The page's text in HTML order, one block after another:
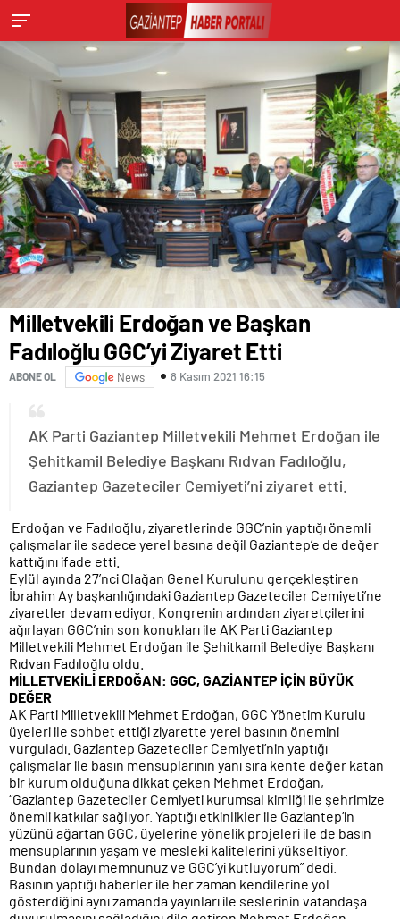
Milletvekili Erdoğan ve Başkan
Fadıloğlu GGC’yi Ziyaret Etti
ABONE OL News 8 Kasım 2021 16:15
AK Parti Gaziantep Milletvekili Mehmet Erdoğan ile
Şehitkamil Belediye Başkanı Rıdvan Fadıloğlu,
Gaziantep Gazeteciler Cemiyeti’ni ziyaret etti.
Erdoğan ve Fadıloğlu, ziyaretlerinde GGC’nin yaptığı önemli
çalışmalar ile sadece yerel basına değil Gaziantep’e de değer
kattığını ifade etti.
Eylül ayında 27’nci Olağan Genel Kurulunu gerçekleştiren
İbrahim Ay başkanlığındaki Gaziantep Gazeteciler Cemiyeti’ne
ziyaretler devam ediyor. Kongrenin ardından ziyaretçilerini
ağırlayan GGC’nin son konukları ile AK Parti Gaziantep
Milletvekili Mehmet Erdoğan ile Şehitkamil Belediye Başkanı
Rıdvan Fadıloğlu oldu.
MİLLETVEKİLİ ERDOĞAN: GGC, GAZİANTEP İÇİN BÜYÜK
DEĞER
AK Parti Milletvekili Mehmet Erdoğan, GGC Yönetim Kurulu
üyeleri ile sohbet ettiği ziyarette yerel basının önemini
vurguladı. Gaziantep Gazeteciler Cemiyeti’nin yaptığı
çalışmalar ile basın mensuplarının yanı sıra kente değer katan
bir kurum olduğuna dikkat çeken Mehmet Erdoğan,
“Gaziantep Gazeteciler Cemiyeti kurumsal kimliği ile şehrimize
önemli katkılar sağlıyor. Yaptığı etkinlikler ile Gaziantep’in
yüzünü ağartan GGC, üyelerine yönelik projeleri ile de basın
mensuplarının yaşam ve mesleki kalitelerini yükseltiyor.
Bundan dolayı memnunuz ve GGC’yi kutluyorum” dedi.
Basının yaptığı haberler ile her zaman kendilerine yol
gösterdiğini aynı zamanda yayınları ile seslerinin vatandaşa